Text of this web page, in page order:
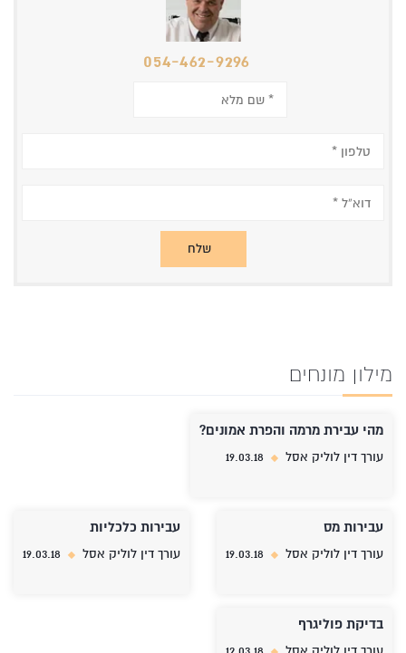
054-462-9296
מילון מונחים
מהי עבירת מרמה והפרת אמונים?
עורך דין לוליק אסל
עבירות מס
עורך דין לוליק אסל
עבירות כלכליות
עורך דין לוליק אסל
בדיקת פוליגרף